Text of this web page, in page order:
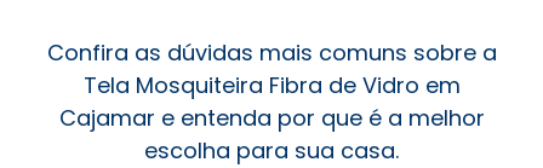
Confira as dúvidas mais comuns sobre a
Tela Mosquiteira Fibra de Vidro em
Cajamar e entenda por que é a melhor
escolha para sua casa.